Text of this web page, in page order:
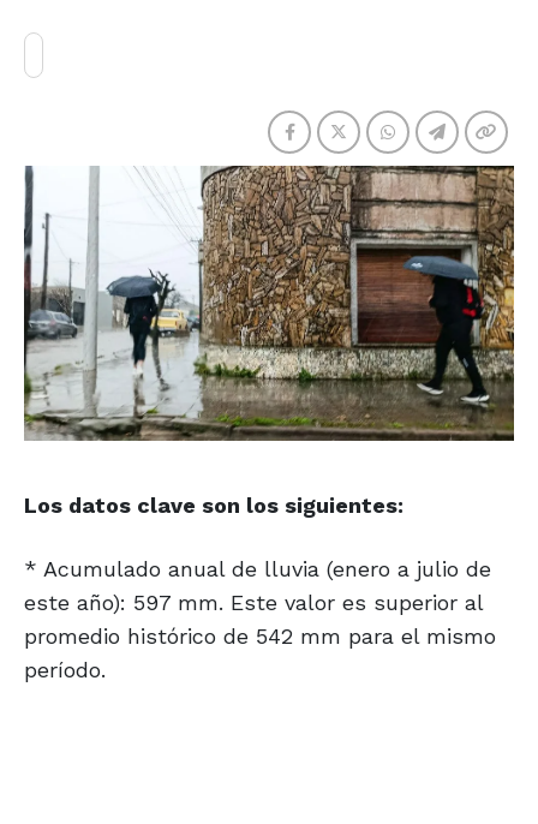
Los datos clave son los siguientes:
* Acumulado anual de lluvia (enero a julio de
este año): 597 mm. Este valor es superior al
promedio histórico de 542 mm para el mismo
período.